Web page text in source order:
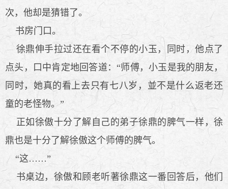
次，他却是猜错了。
书房门口。
徐鼎伸手拉过还在看个不停的小玉，同时，他点了
点头，口中肯定地回答道：“师傅，小玉是我的朋友，
同时，她真的看上去只有七八岁，並不是什么返老还
童的老怪物。”
正如徐傲十分了解自己的弟子徐鼎的脾气一样，徐
鼎也是十分了解徐傲这个师傅的脾气。
“这……”
书桌边，徐傲和顾老听著徐鼎这一番回答后，他们